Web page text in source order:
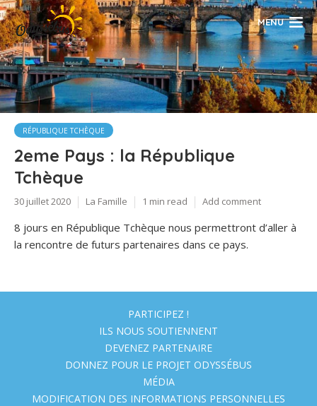
MENU
RÉPUBLIQUE TCHÈQUE
2eme Pays : la République
Tchèque
30 juillet 2020 La Famille 1 min read Add comment
8 jours en République Tchèque nous permettront d’aller à
la rencontre de futurs partenaires dans ce pays.
PARTICIPEZ !
ILS NOUS SOUTIENNENT
DEVENEZ PARTENAIRE
DONNEZ POUR LE PROJET ODYSSÉBUS
MÉDIA
MODIFICATION DES INFORMATIONS PERSONNELLES